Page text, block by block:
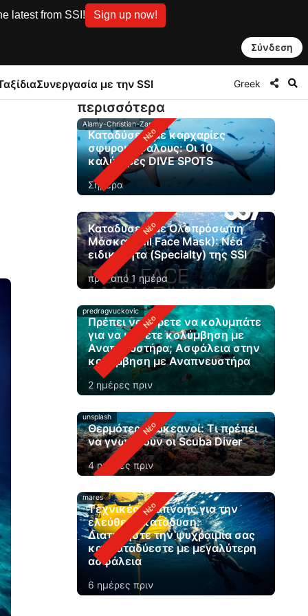
latest from SSI! Sign up now!
Σύνδεση
Συνεργασία με την SSI Greek
περισσότερα
Alamy-Christian-Zappel
Καταδύσεις με καρχαρίες
σφυροκέφαλους: Οι 10
καλύτερες DIVE SPOTS
Σήμερα
Καταδύσεις με Ολοπρόσωπη
Μάσκα (Full Face Mask): Νέα
ειδικότητα (Specialty) της SSI
πριν από 1 ημέρα
predragvuckovic
Πρέπει να ξέρετε να κολυμπάτε
για να κάνετε κολύμβηση με
Αναπνευστήρα; Ασφάλεια στην
κολύμβηση με Αναπνευστήρα
2 ημέρες πριν
unsplash
Θερμότεροι ωκεανοί: Τι πρέπει
να γνωρίζουν οι Scuba Diver
4 ημέρες πριν
mares
Τεχνικές αναπνοής για την
ελεύθερη κατάδυση:
Διατηρήστε την ψυχραιμία σας
και καταδύεστε με μεγαλύτερη
ασφάλεια
6 ημέρες πριν